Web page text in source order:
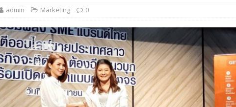
ขภาพ “GIN-D” EVENT SOCIAL LIFE
admin Marketing 0